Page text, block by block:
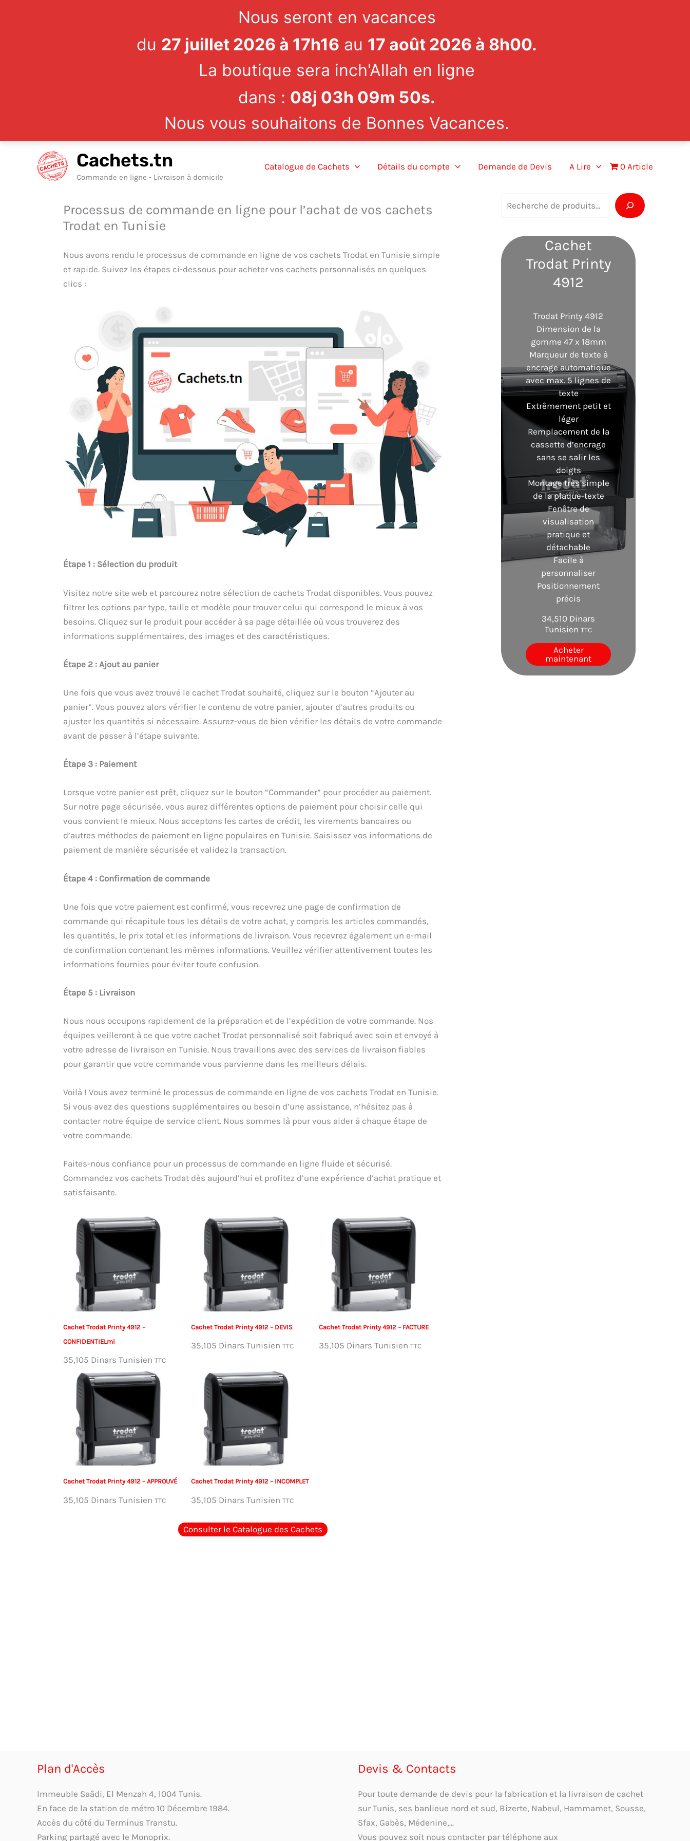
Nous seront en vacances
du 27 juillet 2026 à 17h16 au 17 août 2026 à 8h00.
La boutique sera inch'Allah en ligne
dans : 08j 03h 09m 49s.
Nous vous souhaitons de Bonnes Vacances.
Cachets.tn
Commande en ligne - Livraison à domicile
Catalogue de Cachets Détails du compte Demande de Devis A Lire 0 Article
Processus de commande en ligne pour l’achat de vos cachets
Trodat en Tunisie
Nous avons rendu le processus de commande en ligne de vos cachets Trodat en Tunisie simple
et rapide. Suivez les étapes ci-dessous pour acheter vos cachets personnalisés en quelques
clics :
Étape 1 : Sélection du produit
Visitez notre site web et parcourez notre sélection de cachets Trodat disponibles. Vous pouvez
filtrer les options par type, taille et modèle pour trouver celui qui correspond le mieux à vos
besoins. Cliquez sur le produit pour accéder à sa page détaillée où vous trouverez des
informations supplémentaires, des images et des caractéristiques.
Étape 2 : Ajout au panier
Une fois que vous avez trouvé le cachet Trodat souhaité, cliquez sur le bouton “Ajouter au
panier”. Vous pouvez alors vérifier le contenu de votre panier, ajouter d’autres produits ou
ajuster les quantités si nécessaire. Assurez-vous de bien vérifier les détails de votre commande
avant de passer à l’étape suivante.
Étape 3 : Paiement
Lorsque votre panier est prêt, cliquez sur le bouton “Commander” pour procéder au paiement.
Sur notre page sécurisée, vous aurez différentes options de paiement pour choisir celle qui
vous convient le mieux. Nous acceptons les cartes de crédit, les virements bancaires ou
d’autres méthodes de paiement en ligne populaires en Tunisie. Saisissez vos informations de
paiement de manière sécurisée et validez la transaction.
Étape 4 : Confirmation de commande
Une fois que votre paiement est confirmé, vous recevrez une page de confirmation de
commande qui récapitule tous les détails de votre achat, y compris les articles commandés,
les quantités, le prix total et les informations de livraison. Vous recevrez également un e-mail
de confirmation contenant les mêmes informations. Veuillez vérifier attentivement toutes les
informations fournies pour éviter toute confusion.
Étape 5 : Livraison
Nous nous occupons rapidement de la préparation et de l’expédition de votre commande. Nos
équipes veilleront à ce que votre cachet Trodat personnalisé soit fabriqué avec soin et envoyé à
votre adresse de livraison en Tunisie. Nous travaillons avec des services de livraison fiables
pour garantir que votre commande vous parvienne dans les meilleurs délais.
Voilà ! Vous avez terminé le processus de commande en ligne de vos cachets Trodat en Tunisie.
Si vous avez des questions supplémentaires ou besoin d’une assistance, n’hésitez pas à
contacter notre équipe de service client. Nous sommes là pour vous aider à chaque étape de
votre commande.
Faites-nous confiance pour un processus de commande en ligne fluide et sécurisé.
Commandez vos cachets Trodat dès aujourd’hui et profitez d’une expérience d’achat pratique et
satisfaisante.
Cachet Trodat Printy 4912 –
CONFIDENTIELmi
35,105 Dinars Tunisien TTC
Cachet Trodat Printy 4912 – DEVIS
35,105 Dinars Tunisien TTC
Cachet Trodat Printy 4912 – FACTURE
35,105 Dinars Tunisien TTC
Cachet Trodat Printy 4912 – APPROUVÉ
35,105 Dinars Tunisien TTC
Cachet Trodat Printy 4912 – INCOMPLET
35,105 Dinars Tunisien TTC
Consulter le Catalogue des Cachets
h
Cachet
Trodat Printy
4912
Trodat Printy 4912
Dimension de la
gomme 47 x 18mm
Marqueur de texte à
encrage automatique
avec max. 5 lignes de
texte
Extrêmement petit et
léger
Remplacement de la
cassette d’encrage
sans se salir les
doigts
Montage très simple
de la plaque-texte
Fenêtre de
visualisation
pratique et
détachable
Facile à
personnaliser
Positionnement
précis
34,510 Dinars
Tunisien TTC
Acheter
maintenant
Plan d'Accès
Immeuble Saâdi, El Menzah 4, 1004 Tunis.
En face de la station de métro 10 Décembre 1984.
Accès du côté du Terminus Transtu.
Parking partagé avec le Monoprix.
Devis & Contacts
Pour toute demande de devis pour la fabrication et la livraison de cachet
sur Tunis, ses banlieue nord et sud, Bizerte, Nabeul, Hammamet, Sousse,
Sfax, Gabès, Médenine,...
Vous pouvez soit nous contacter par téléphone aux